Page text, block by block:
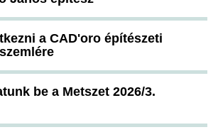
a CAD'oro építészeti
be a Metszet 2026/3.